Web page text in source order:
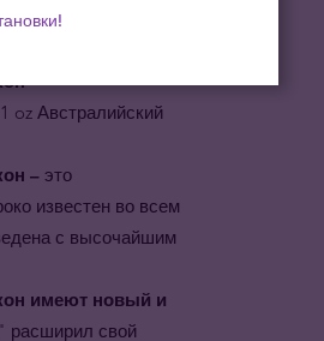
законным платёжным
–
oz Австралийский
– это
известен во всем
с высочайшим
имеют новый и
расширил свой